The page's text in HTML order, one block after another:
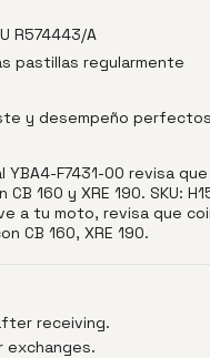
R574443/A
pastillas regularmente
y desempeño
YBA4-F7431-00 revisa
160 y XRE 190. SKU:
a tu moto, revisa que
CB 160, XRE 190.
receiving.
exchanges.